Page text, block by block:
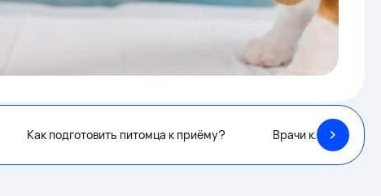
Как подготовить питомца к приёму? Врачи клиники